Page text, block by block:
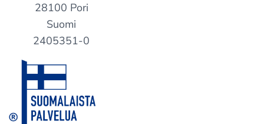
28100 Pori
Suomi
2405351-0